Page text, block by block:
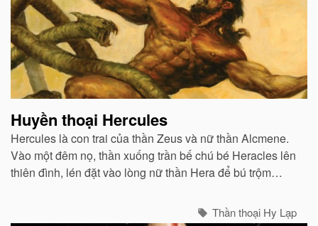
Huyền thoại Hercules
Hercules là con trai của thần Zeus và nữ thần Alcmene.
Vào một đêm nọ, thần xuống trần bế chú bé Heracles lên
thiên đình, lén đặt vào lòng nữ thần Hera để bú trộm
Thần thoại Hy Lạp